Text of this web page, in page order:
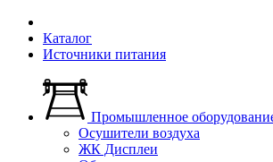
Каталог
Источники питания
Промышленное
Осушители воздуха
ЖК Дисплеи